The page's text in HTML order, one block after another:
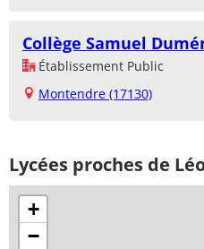
Collège Samuel
Établissement Public
Montendre (17130)
Lycées proches de
+
−